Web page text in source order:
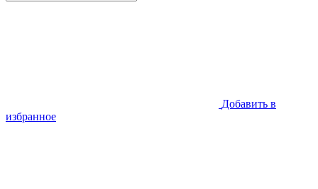
Добавить в
избранное